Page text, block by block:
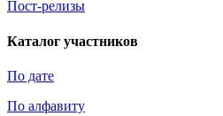
Пост-релизы
Каталог участников
По дате
По алфавиту